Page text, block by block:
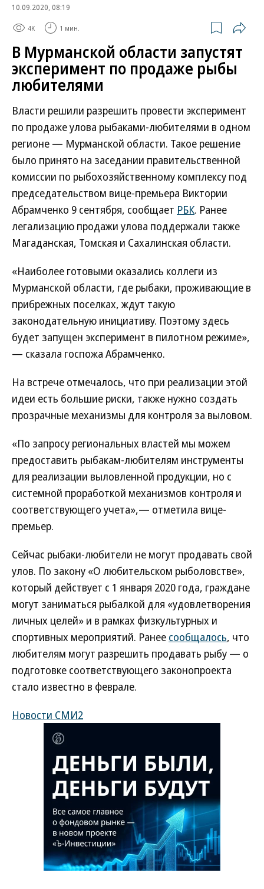
10.09.2020, 08:19
4K 1 мин.
В Мурманской области запустят
эксперимент по продаже рыбы
любителями
Власти решили разрешить провести эксперимент
по продаже улова рыбаками-любителями в одном
регионе — Мурманской области. Такое решение
было принято на заседании правительственной
комиссии по рыбохозяйственному комплексу под
председательством вице-премьера Виктории
Абрамченко 9 сентября, сообщает РБК. Ранее
легализацию продажи улова поддержали также
Магаданская, Томская и Сахалинская области.
«Наиболее готовыми оказались коллеги из
Мурманской области, где рыбаки, проживающие в
прибрежных поселках, ждут такую
законодательную инициативу. Поэтому здесь
будет запущен эксперимент в пилотном режиме»,
— сказала госпожа Абрамченко.
На встрече отмечалось, что при реализации этой
идеи есть большие риски, также нужно создать
прозрачные механизмы для контроля за выловом.
«По запросу региональных властей мы можем
предоставить рыбакам-любителям инструменты
для реализации выловленной продукции, но с
системной проработкой механизмов контроля и
соответствующего учета»,— отметила вице-
премьер.
Сейчас рыбаки-любители не могут продавать свой
улов. По закону «О любительском рыболовстве»,
который действует с 1 января 2020 года, граждане
могут заниматься рыбалкой для «удовлетворения
личных целей» и в рамках физкультурных и
спортивных мероприятий. Ранее сообщалось, что
любителям могут разрешить продавать рыбу — о
подготовке соответствующего законопроекта
стало известно в феврале.
Новости СМИ2